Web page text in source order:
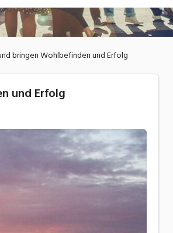
Bewerbung / Rekrutierung
bringen Wohlbefinden und Erfolg
und Erfolg